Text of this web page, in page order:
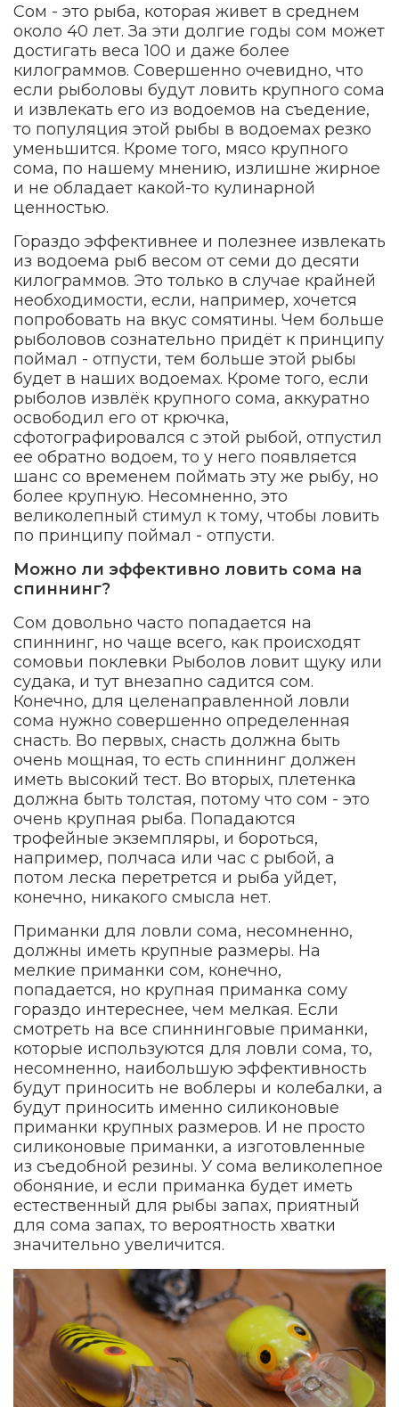
Сом - это рыба, которая живет в среднем
около 40 лет. За эти долгие годы сом может
достигать веса 100 и даже более
килограммов. Совершенно очевидно, что
если рыболовы будут ловить крупного сома
и извлекать его из водоемов на съедение,
то популяция этой рыбы в водоемах резко
уменьшится. Кроме того, мясо крупного
сома, по нашему мнению, излишне жирное
и не обладает какой-то кулинарной
ценностью.
Гораздо эффективнее и полезнее извлекать
из водоема рыб весом от семи до десяти
килограммов. Это только в случае крайней
необходимости, если, например, хочется
попробовать на вкус сомятины. Чем больше
рыболовов сознательно придёт к принципу
поймал - отпусти, тем больше этой рыбы
будет в наших водоемах. Кроме того, если
рыболов извлёк крупного сома, аккуратно
освободил его от крючка,
сфотографировался с этой рыбой, отпустил
ее обратно водоем, то у него появляется
шанс со временем поймать эту же рыбу, но
более крупную. Несомненно, это
великолепный стимул к тому, чтобы ловить
по принципу поймал - отпусти.
Можно ли эффективно ловить сома на
спиннинг?
Сом довольно часто попадается на
спиннинг, но чаще всего, как происходят
сомовьи поклевки Рыболов ловит щуку или
судака, и тут внезапно садится сом.
Конечно, для целенаправленной ловли
сома нужно совершенно определенная
снасть. Во первых, снасть должна быть
очень мощная, то есть спиннинг должен
иметь высокий тест. Во вторых, плетенка
должна быть толстая, потому что сом - это
очень крупная рыба. Попадаются
трофейные экземпляры, и бороться,
например, полчаса или час с рыбой, а
потом леска перетрется и рыба уйдет,
конечно, никакого смысла нет.
Приманки для ловли сома, несомненно,
должны иметь крупные размеры. На
мелкие приманки сом, конечно,
попадается, но крупная приманка сому
гораздо интереснее, чем мелкая. Если
смотреть на все спиннинговые приманки,
которые используются для ловли сома, то,
несомненно, наибольшую эффективность
будут приносить не воблеры и колебалки, а
будут приносить именно силиконовые
приманки крупных размеров. И не просто
силиконовые приманки, а изготовленные
из съедобной резины. У сома великолепное
обоняние, и если приманка будет иметь
естественный для рыбы запах, приятный
для сома запах, то вероятность хватки
значительно увеличится.